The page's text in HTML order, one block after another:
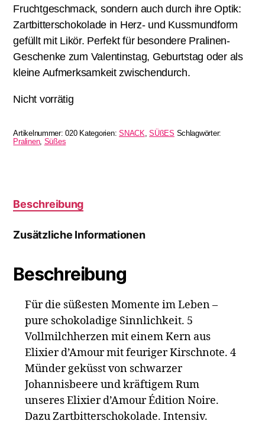
Fruchtgeschmack, sondern auch durch ihre Optik:
Zartbitterschokolade in Herz- und Kussmundform
gefüllt mit Likör. Perfekt für besondere Pralinen-
Geschenke zum Valentinstag, Geburtstag oder als
kleine Aufmerksamkeit zwischendurch.
Nicht vorrätig
Artikelnummer:020 Kategorien:SNACK ,SÜßES Schlagwörter:
Pralinen, Süßes
Beschreibung
Zusätzliche Informationen
Beschreibung
Für die süßesten Momente im Leben –
pure schokoladige Sinnlichkeit. 5
Vollmilchherzen mit einem Kern aus
Elixier d’Amour mit feuriger Kirschnote. 4
Münder geküsst von schwarzer
Johannisbeere und kräftigem Rum
unseres Elixier d’Amour Édition Noire.
Dazu Zartbitterschokolade. Intensiv.